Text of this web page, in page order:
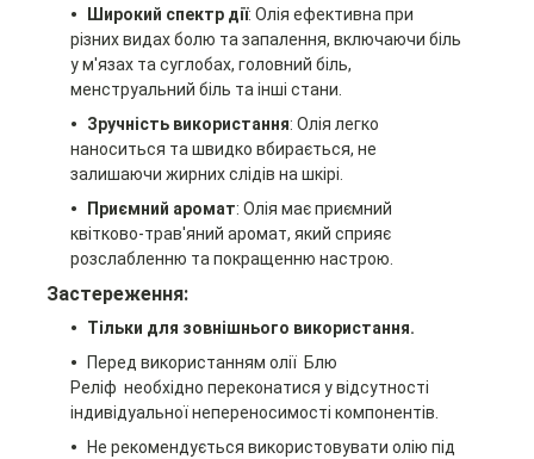
Широкий спектр дії: Олія ефективна при
різних видах болю та запалення, включаючи біль
у м'язах та суглобах, головний біль,
менструальний біль та інші стани.
Зручність використання: Олія легко
наноситься та швидко вбирається, не
залишаючи жирних слідів на шкірі.
Приємний аромат: Олія має приємний
квітково-трав'яний аромат, який сприяє
розслабленню та покращенню настрою.
Застереження:
Тільки для зовнішнього використання.
Перед використанням олії Блю
Реліф необхідно переконатися у відсутності
індивідуальної непереносимості компонентів.
Не рекомендується використовувати олію під